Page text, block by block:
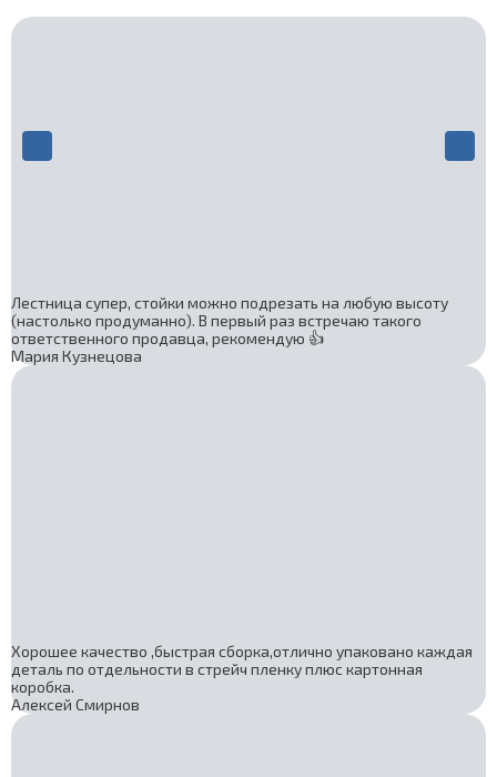
Лестница супер, стойки можно подрезать на любую высоту
(настолько продуманно). В первый раз встречаю такого
ответственного продавца, рекомендую 👍
Мария Кузнецова
Хорошее качество ,быстрая сборка,отлично упаковано каждая
деталь по отдельности в стрейч пленку плюс картонная
коробка.
Алексей Смирнов